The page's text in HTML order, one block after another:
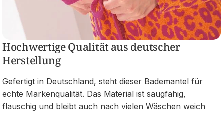
Hochwertige Qualität aus deutscher
Herstellung
Gefertigt in Deutschland, steht dieser Bademantel für
echte Markenqualität. Das Material ist saugfähig,
flauschig und bleibt auch nach vielen Wäschen weich